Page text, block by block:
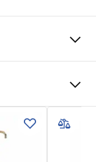
teras, Messing
_5.pdf